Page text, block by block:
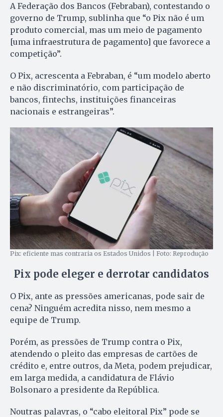
A Federação dos Bancos (Febraban), contestando o
governo de Trump, sublinha que “o Pix não é um
produto comercial, mas um meio de pagamento
[uma infraestrutura de pagamento] que favorece a
competição”.
O Pix, acrescenta a Febraban, é “um modelo aberto
e não discriminatório, com participação de
bancos, fintechs, instituições financeiras
nacionais e estrangeiras”.
Pix: eficiente mas contraria os Estados Unidos | Foto: Reprodução
Pix pode eleger e derrotar candidatos
O Pix, ante as pressões americanas, pode sair de
cena? Ninguém acredita nisso, nem mesmo a
equipe de Trump.
Porém, as pressões de Trump contra o Pix,
atendendo o pleito das empresas de cartões de
crédito e, entre outros, da Meta, podem prejudicar,
em larga medida, a candidatura de Flávio
Bolsonaro a presidente da República.
Noutras palavras, o “cabo eleitoral Pix” pode se